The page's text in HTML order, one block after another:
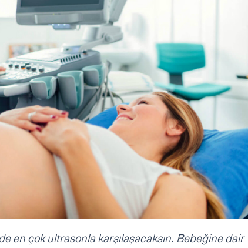
en çok ultrasonla karşılaşacaksın. Bebeğine dair